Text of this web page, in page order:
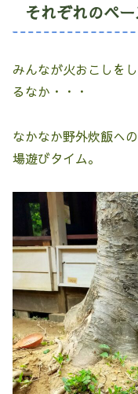
それぞれのペ
みんなが火おこしを
るなか・・・
なかなか野外炊飯へ
場遊びタイム。